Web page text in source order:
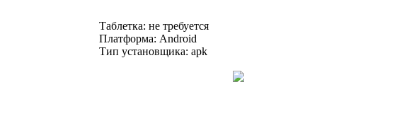
Таблетка: не требуется
Платформа: Android
Тип установщика: apk